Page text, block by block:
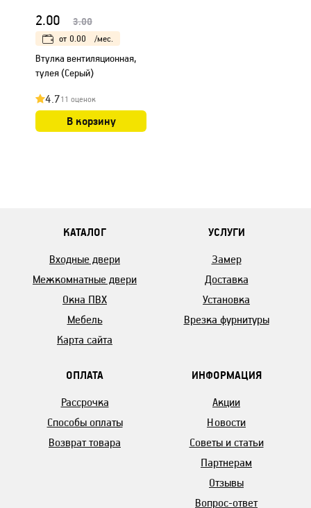
2.00 3.00
от 0.00 /мес.
Втулка вентиляционная,
тулея (Серый)
4.711 оценок
В корзину
КАТАЛОГ
Входные двери
Межкомнатные двери
Окна ПВХ
Мебель
Карта сайта
УСЛУГИ
Замер
Доставка
Установка
Врезка фурнитуры
ОПЛАТА
Рассрочка
Способы оплаты
Возврат товара
ИНФОРМАЦИЯ
Акции
Новости
Советы и статьи
Партнерам
Отзывы
Вопрос-ответ